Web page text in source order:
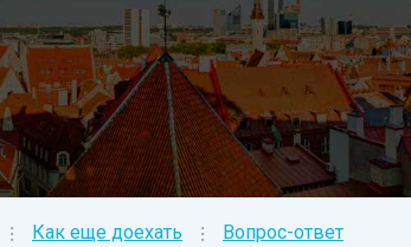
⁝ Как еще доехать ⁝ Вопрос-ответ